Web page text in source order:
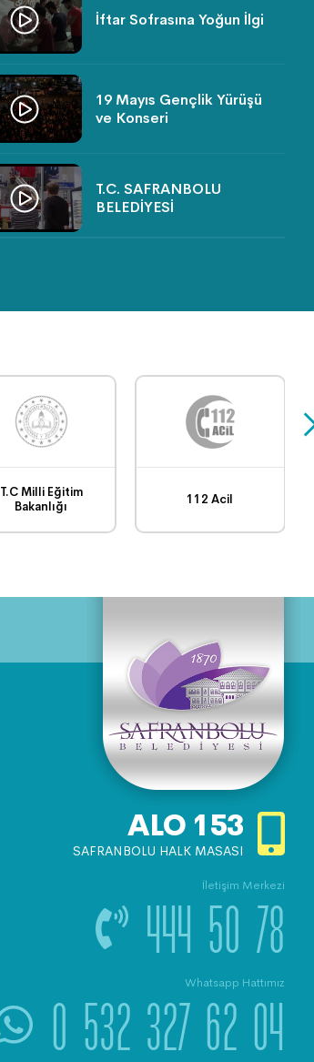
İftar Sofrasına Yoğun İlgi
19 Mayıs Gençlik Yürüşü
ve Konseri
T.C. SAFRANBOLU
BELEDİYESİ
BAŞINDA
BELEDİYESİ FEN İŞLERİ
Tarım Üretimi
T.C Milli Eğitim
Bakanlığı
112 Acil
ALO 153
SAFRANBOLU HALK MASASI
İletişim Merkezi
444 50 78
Whatsapp Hattımız
0 532 327 62 04